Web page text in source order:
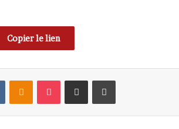
Copier le lien